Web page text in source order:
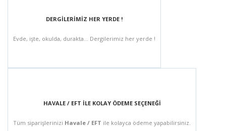
DERGİLERİMİZ HER YERDE !
Evde, işte, okulda, durakta... Dergilerimiz her yerde !
HAVALE / EFT İLE KOLAY ÖDEME SEÇENEĞİ
Tüm siparişlerinizi Havale / EFT ile kolayca ödeme yapabilirsiniz.